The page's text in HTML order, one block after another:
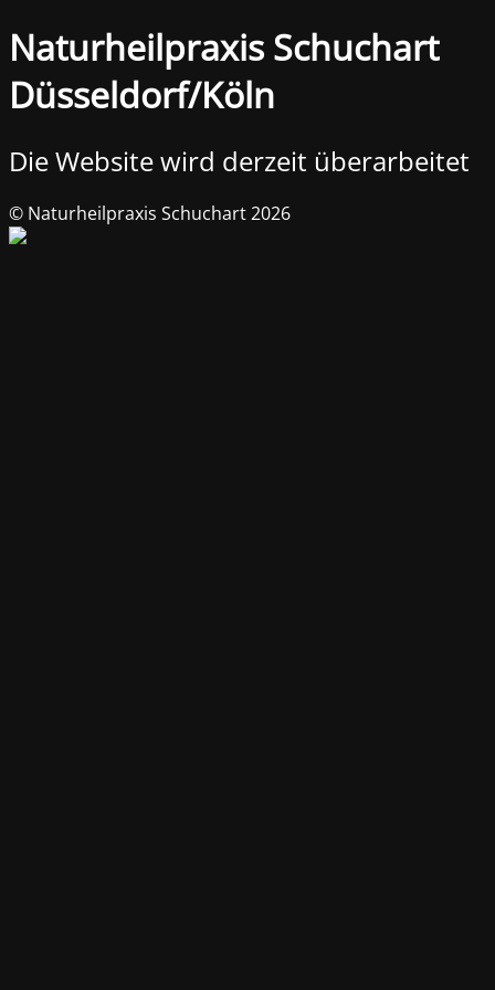
Naturheilpraxis Schuchart
Düsseldorf/Köln
Die Website wird derzeit überarbeitet
© Naturheilpraxis Schuchart 2026